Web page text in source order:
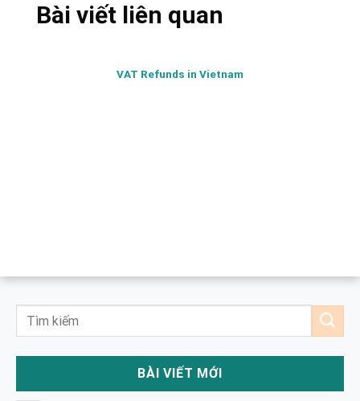
Bài viết liên quan
VAT Refunds in Vietnam
BÀI VIẾT MỚI